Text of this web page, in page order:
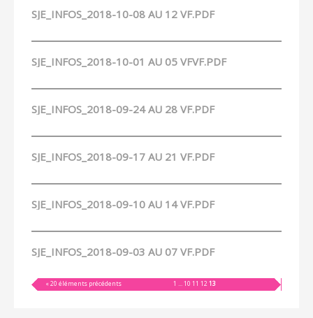
SJE_INFOS_2018-10-08 AU 12 VF.PDF
SJE_INFOS_2018-10-01 AU 05 VFVF.PDF
SJE_INFOS_2018-09-24 AU 28 VF.PDF
SJE_INFOS_2018-09-17 AU 21 VF.PDF
SJE_INFOS_2018-09-10 AU 14 VF.PDF
SJE_INFOS_2018-09-03 AU 07 VF.PDF
« 20 éléments précédents 1 ...10 11 12 13